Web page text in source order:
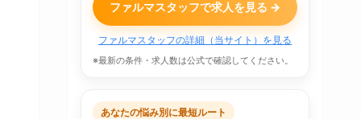
ファルマスタッフで求人を見る →
ファルマスタッフの詳細（当サイト）を見る
※最新の条件・求人数は公式で確認してください。
あなたの悩み別に最短ルート